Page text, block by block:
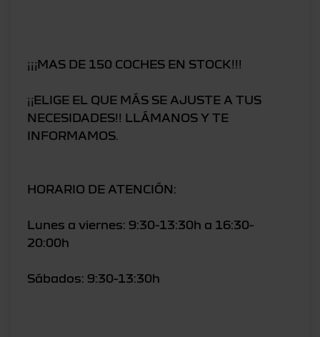
¡¡¡MAS DE 150 COCHES EN STOCK!!!
¡¡ELIGE EL QUE MÁS SE AJUSTE A TUS
NECESIDADES!! LLÁMANOS Y TE
INFORMAMOS.
HORARIO DE ATENCIÓN:
Lunes a viernes: 9:30-13:30h a 16:30-
20:00h
Sábados: 9:30-13:30h